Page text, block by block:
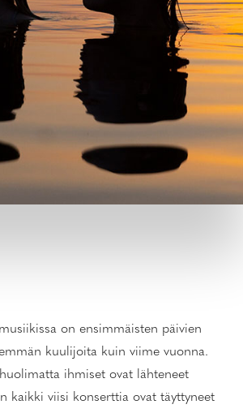
on ensimmäisten päivien
kuulijoita kuin viime vuonna.
ihmiset ovat lähteneet
kaikki viisi konserttia ovat täyttyneet